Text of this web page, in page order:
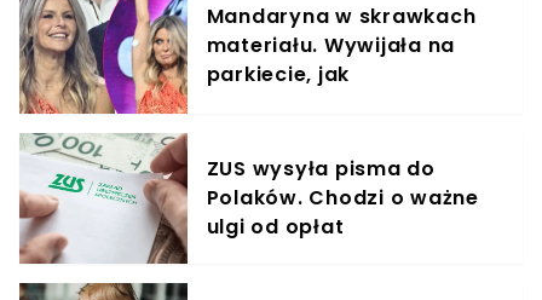
Mandaryna w skrawkach
materiału. Wywijała na
parkiecie, jak
ZUS wysyła pisma do
Polaków. Chodzi o ważne
ulgi od opłat